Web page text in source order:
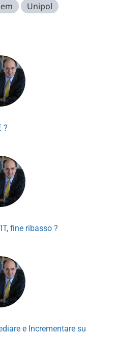
Unipol
?
fine ribasso ?
e Incrementare su